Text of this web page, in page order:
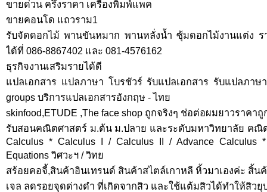
ขายด่วน ครึ่งราคา เครื่องพิมพ์แพค
ขายคอนโด แถวราม1
รับจัดดอกไม้ พานขันหมาก พานหลั่งน้ำ ซุ้มดอกไม้งานแต่ง ร
ได้ที่ 086-8867402 และ 081-4576162
ธุรกิจงานเสริมรายได้ดี
แปลเอกสาร แปลภาษา โบรชัวร์ รับแปลเอกสาร รับแปลภาษ
groups บริการแปลเอกสารอังกฤษ - ไทย
skinfood,ETUDE ,The face shop ถูกจริงๆ ช่อต่อผมยาวราคา
รับสอนคณิตศาสตร์ ม.ต้น ม.ปลาย และระดับมหาวิทยาลัย คณิ
Calculus * Calculus I / Calculus II / Advance Calculus
Equations วิศวะฯ / วิทย
สร้อยคอจี้,สินค้าอินเทรนด์ สินค้าสไตล์เกาหลี หิ้วมาเองค่ะ สิ้น
เจล ลดรอยจุดด่างดำ ที่เกิดจากสิว และใช้แต้มสิวได้ทำให้สิวยุ